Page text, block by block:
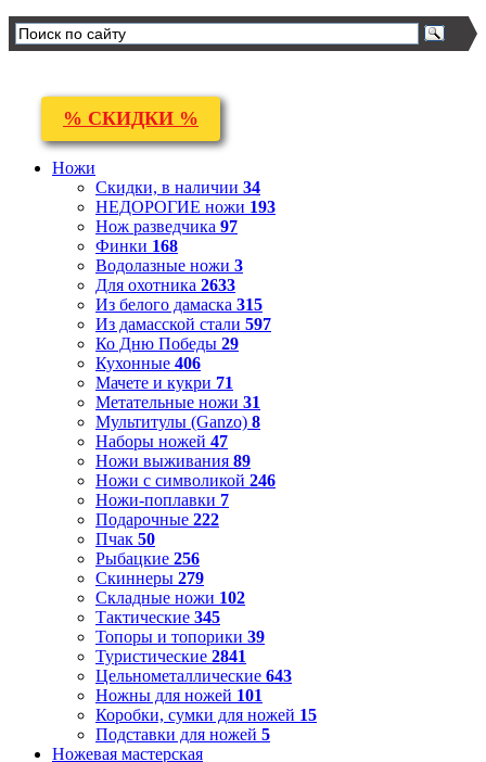
% СКИДКИ %
Ножи
Скидки, в наличии 34
НЕДОРОГИЕ ножи 193
Нож разведчика 97
Финки 168
Водолазные ножи 3
Для охотника 2633
Из белого дамаска 315
Из дамасской стали 597
Ко Дню Победы 29
Кухонные 406
Мачете и кукри 71
Метательные ножи 31
Мультитулы (Ganzo) 8
Наборы ножей 47
Ножи выживания 89
Ножи с символикой 246
Ножи-поплавки 7
Подарочные 222
Пчак 50
Рыбацкие 256
Скиннеры 279
Складные ножи 102
Тактические 345
Топоры и топорики 39
Туристические 2841
Цельнометаллические 643
Ножны для ножей 101
Коробки, сумки для ножей 15
Подставки для ножей 5
Ножевая мастерская